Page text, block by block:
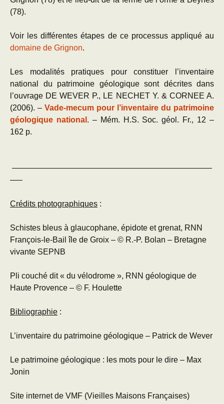
(78).
Voir les différentes étapes de ce processus appliqué au
domaine de Grignon.
Les modalités pratiques pour constituer l’inventaire
national du patrimoine géologique sont décrites dans
l’ouvrage DE WEVER P., LE NECHET Y. & CORNEE A.
(2006). – Vade-mecum pour l’inventaire du patrimoine
géologique national . – Mém. H.S. Soc. géol. Fr., 12 –
162 p.
—————————————————————————
—–
Crédits photographiques :
Schistes bleus à glaucophane, épidote et grenat, RNN
François-le-Bail île de Groix – © R.-P. Bolan – Bretagne
vivante SEPNB
Pli couché dit « du vélodrome », RNN géologique de
Haute Provence – © F. Houlette
Bibliographie :
L’inventaire du patrimoine géologique – Patrick de Wever
Le patrimoine géologique : les mots pour le dire – Max
Jonin
Site internet de VMF (Vieilles Maisons Françaises)